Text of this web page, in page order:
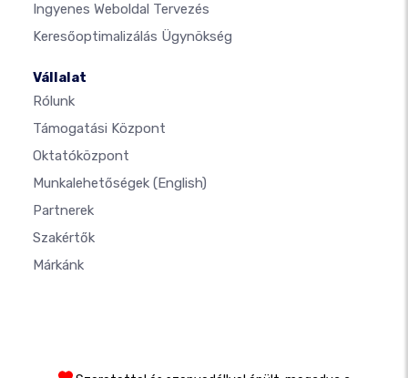
Ingyenes Weboldal Tervezés
Keresőoptimalizálás Ügynökség
Vállalat
Rólunk
Támogatási Központ
Oktatóközpont
Munkalehetőségek (English)
Partnerek
Szakértők
Márkánk